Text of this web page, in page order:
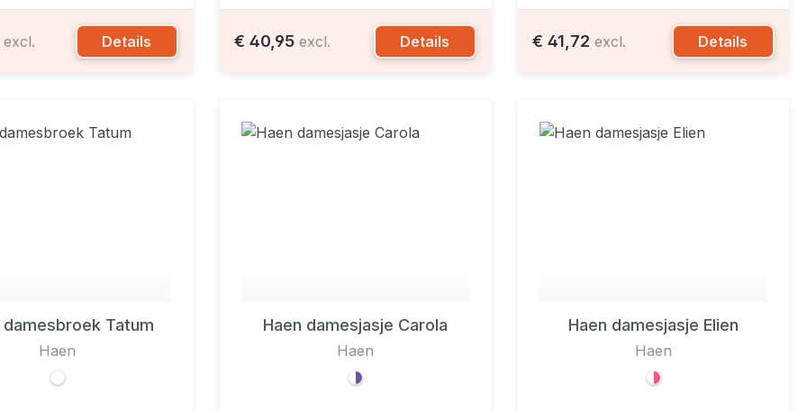
excl. Details € 40,95 excl. Details € 41,72 excl. Details
damesbroek Tatum
Haen
Haen damesjasje Carola
Haen
Haen damesjasje Elien
Haen